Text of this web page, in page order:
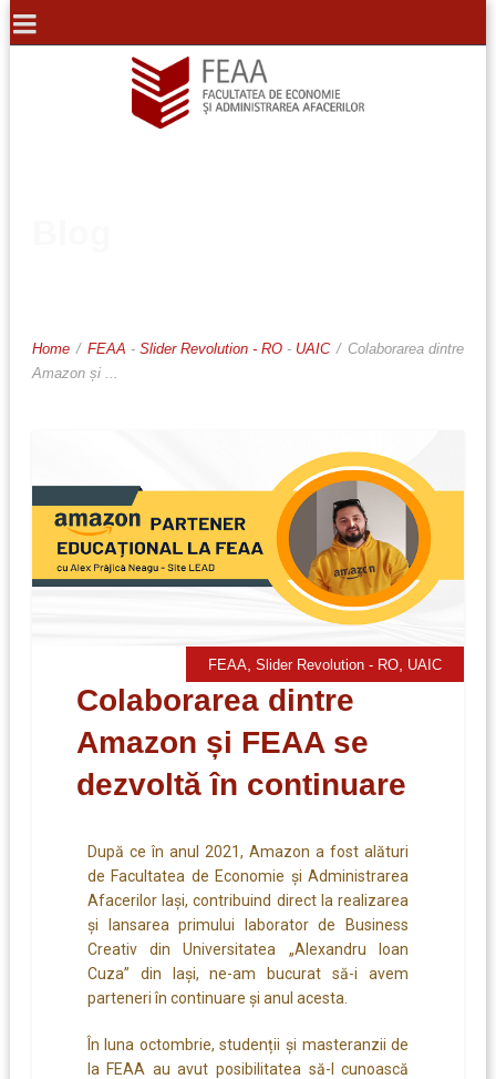
Home / FEAA - Slider Revolution - RO - UAIC / Colaborarea dintre
Amazon și ...
FEAA ,Slider Revolution - RO UAIC
Colaborarea dintre
Amazon și FEAA se
dezvoltă în continuare
După ce în anul 2021, Amazon a fost alături
de Facultatea de Economie și Administrarea
Afacerilor Iași, contribuind direct la realizarea
și lansarea primului laborator de Business
Creativ din Universitatea „Alexandru Ioan
Cuza” din Iaşi, ne-am bucurat să-i avem
parteneri în continuare și anul acesta.
În luna octombrie, studenții și masteranzii de
la FEAA au avut posibilitatea să-l cunoască